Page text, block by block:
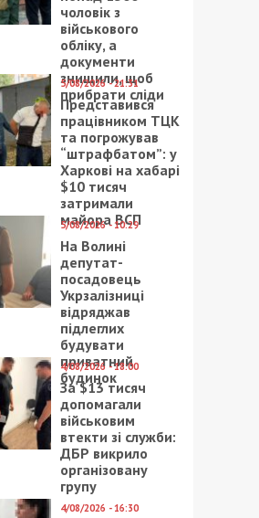
чоловік з
військового
обліку, а
документи
знищили, щоб
прибрати сліди
5/08/2026 - 21:31
Представився
працівником ТЦК
та погрожував
“штрафбатом”: у
Харкові на хабарі
$10 тисяч
затримали
майора ВСП
5/08/2026 - 10:29
На Волині
депутат-
посадовець
Укрзалізниці
відряджав
підлеглих
будувати
приватний
будинок
4/08/2026 - 18:00
За $13 тисяч
допомагали
військовим
втекти зі служби:
ДБР викрило
організовану
групу
4/08/2026 - 16:30